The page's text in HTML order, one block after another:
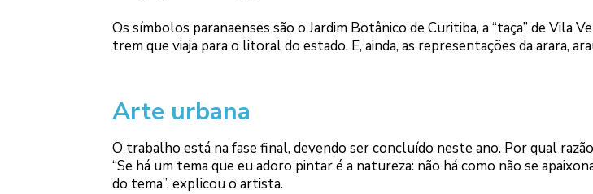
Os símbolos paranaenses são o Jardim Botânico de Curitiba, a “taça” de Vila
trem que viaja para o litoral do estado. E, ainda, as representações da arara,
Arte urbana
O trabalho está na fase final, devendo ser concluído neste ano. Por qual
“Se há um tema que eu adoro pintar é a natureza: não há como não se
do tema”, explicou o artista.